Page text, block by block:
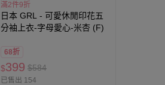
滿2件9折
日本 GRL - 可愛休閒印花五
分袖上衣-字母愛心-米杏 (F)
68折
$399 $584
已售出 154